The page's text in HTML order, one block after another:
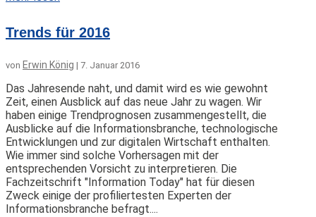
Trends für 2016
von Erwin König | 7. Januar 2016
Das Jahresende naht, und damit wird es wie gewohnt
Zeit, einen Ausblick auf das neue Jahr zu wagen. Wir
haben einige Trendprognosen zusammengestellt, die
Ausblicke auf die Informationsbranche, technologische
Entwicklungen und zur digitalen Wirtschaft enthalten.
Wie immer sind solche Vorhersagen mit der
entsprechenden Vorsicht zu interpretieren. Die
Fachzeitschrift "Information Today" hat für diesen
Zweck einige der profiliertesten Experten der
Informationsbranche befragt....